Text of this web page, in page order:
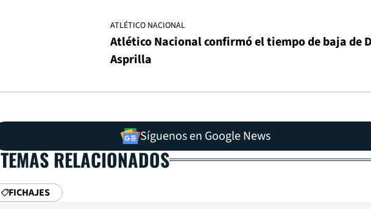
ATLÉTICO NACIONAL
Atlético Nacional confirmó el tiempo de baja de
Asprilla
Síguenos en Google News
TEMAS RELACIONADOS
FICHAJES